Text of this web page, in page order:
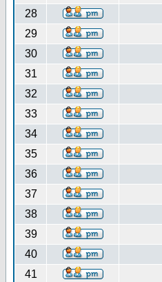
28
29
30
31
32
33
34
35
36
37
38
39
40
41